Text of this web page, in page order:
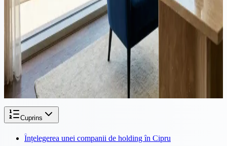
Impozitare Zero pentru Rezidenții Fiscali Greci pe Dividende
din Companii Cipriote
Antreprenorii și investitorii greci care aleg să investească printr-o
companie din Cipru beneficiază de un avantaj fiscal semnificativ.
Datorită Tratatului de Evitare a Dublei Impozitări între Grecia și
Cipru și metodei de credit, dividendele primite de la companiile
cipriote sunt efectiv scutite de impozitare în Grecia.
Cuprins
Înțelegerea unei companii de holding în Cipru